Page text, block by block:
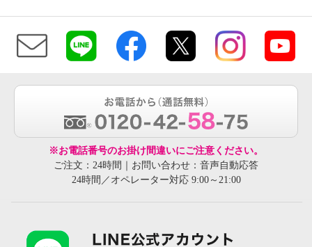
※お電話番号のお掛け間違いにご注意ください。
ご注文：24時間｜お問い合わせ：音声自動応答
24時間／オペレーター対応 9:00～21:00